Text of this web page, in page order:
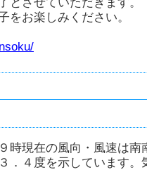
をお楽しみください。
時現在の風向・風速は
．４度を示しています。